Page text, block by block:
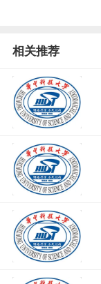
相关推荐